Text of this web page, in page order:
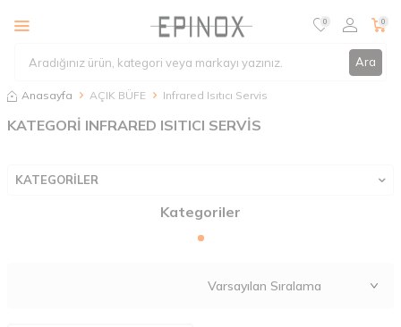
Ara
0 0
Anasayfa AÇIK BÜFE Infrared Isıtıcı Servis
KATEGORİ INFRARED ISITICI SERVİS
KATEGORİLER
Kategoriler